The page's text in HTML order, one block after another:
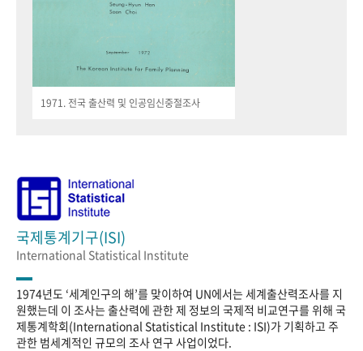
1971. 전국 출산력 및 인공임신중절조사
국제통계기구(ISI)
International Statistical Institute
1974년도 ‘세계인구의 해’를 맞이하여 UN에서는 세계출산력조사를 지
원했는데 이 조사는 출산력에 관한 제 정보의 국제적 비교연구를 위해 국
제통계학회(International Statistical Institute : ISI)가 기획하고 주
관한 범세계적인 규모의 조사 연구 사업이었다.